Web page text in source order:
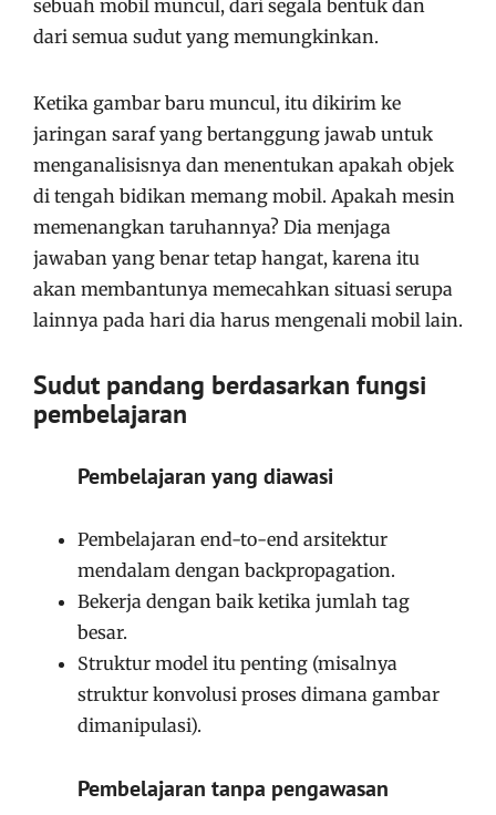
sebuah mobil muncul, dari segala bentuk dan
dari semua sudut yang memungkinkan.
Ketika gambar baru muncul, itu dikirim ke
jaringan saraf yang bertanggung jawab untuk
menganalisisnya dan menentukan apakah objek
di tengah bidikan memang mobil. Apakah mesin
memenangkan taruhannya? Dia menjaga
jawaban yang benar tetap hangat, karena itu
akan membantunya memecahkan situasi serupa
lainnya pada hari dia harus mengenali mobil lain.
Sudut pandang berdasarkan fungsi
pembelajaran
Pembelajaran yang diawasi
Pembelajaran end-to-end arsitektur
mendalam dengan backpropagation.
Bekerja dengan baik ketika jumlah tag
besar.
Struktur model itu penting (misalnya
struktur konvolusi proses dimana gambar
dimanipulasi).
Pembelajaran tanpa pengawasan